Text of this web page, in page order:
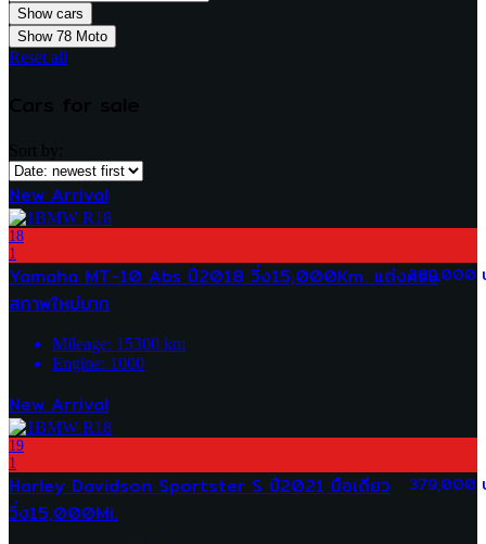
Show 78 Moto
Reset all
New Arrival
18
1
289,000
Yamaha MT-10 Abs ปี2018 วิ่ง15,000Km. แต่งครบ
สภาพใหม่มาก
Mileage: 15300 km
Engine: 1000
New Arrival
19
1
379,000
Harley Davidson Sportster S ปี2021 มือเดียว
วิ่ง15,000Mi.